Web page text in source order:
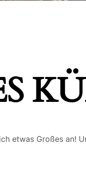
etwas Großes an!